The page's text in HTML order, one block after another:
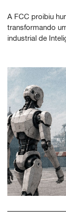
A FCC proibiu
transformando
industrial de